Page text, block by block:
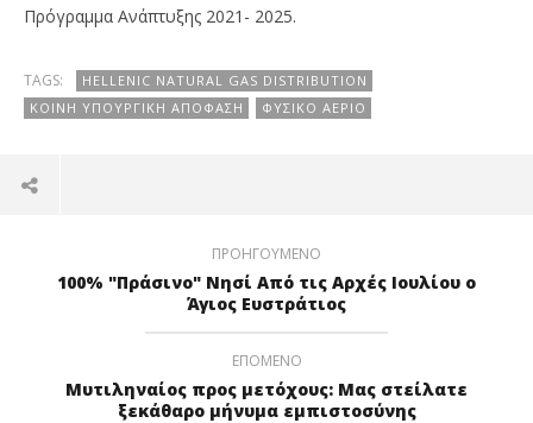
Πρόγραμμα Ανάπτυξης 2021- 2025.
TAGS:
HELLENIC NATURAL GAS DISTRIBUTION
ΚΟΙΝΉ ΥΠΟΥΡΓΙΚΉ ΑΠΌΦΑΣΗ
ΦΥΣΙΚΌ ΑΈΡΙΟ
ΠΡΟΗΓΟΎΜΕΝΟ
100% "Πράσινο" Νησί Από τις Αρχές Ιουλίου ο
Άγιος Ευστράτιος
ΕΠΌΜΕΝΟ
Μυτιληναίος προς μετόχους: Μας στείλατε
ξεκάθαρο μήνυμα εμπιστοσύνης